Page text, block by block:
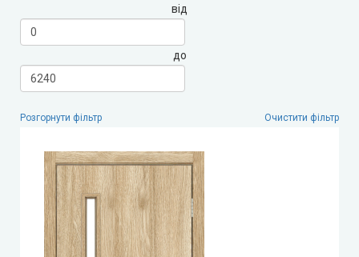
LEADOR (Леадор)
Leador Express (Леадор Експрес)
Екодверка (з масиву сосни)
Статус (Status Doors)
від
до
Розгорнути фільтр Очистити фільтр